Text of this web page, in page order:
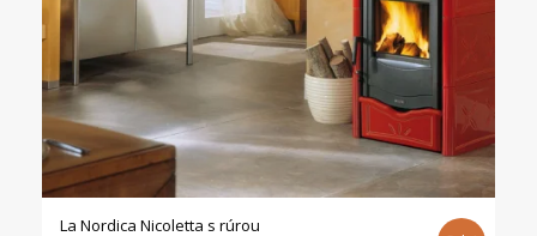
La Nordica Nicoletta s rúrou